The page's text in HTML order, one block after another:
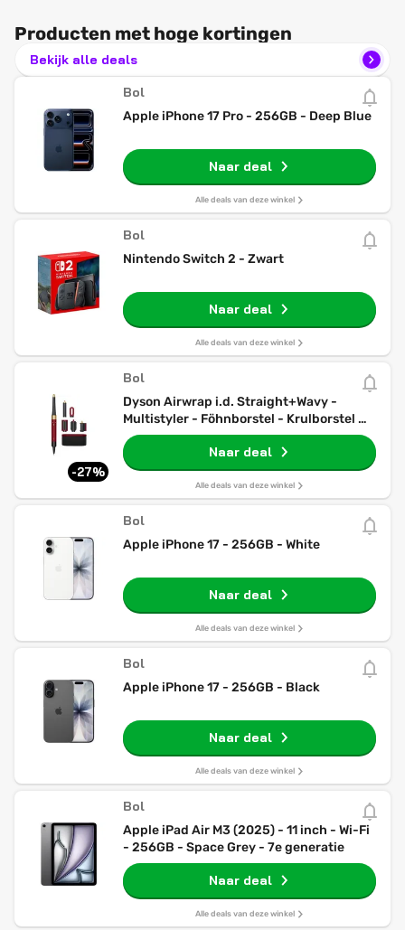
Producten met hoge kortingen
Bekijk alle deals
Bol
Apple iPhone 17 Pro - 256GB - Deep Blue
Naar deal
Alle deals van deze winkel
Bol
Nintendo Switch 2 - Zwart
Naar deal
Alle deals van deze winkel
-27%
Bol
Dyson Airwrap i.d. Straight+Wavy -
Multistyler - Föhnborstel - Krulborstel -
Red Velvet/Goud
Naar deal
Alle deals van deze winkel
Bol
Apple iPhone 17 - 256GB - White
Naar deal
Alle deals van deze winkel
Bol
Apple iPhone 17 - 256GB - Black
Naar deal
Alle deals van deze winkel
Bol
Apple iPad Air M3 (2025) - 11 inch - Wi-Fi
- 256GB - Space Grey - 7e generatie
Naar deal
Alle deals van deze winkel